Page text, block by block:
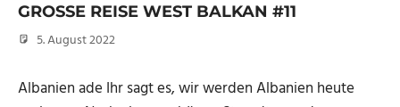
GROSSE REISE WEST BALKAN #11
5. August 2022
Albanien ade Ihr sagt es, wir werden Albanien heute